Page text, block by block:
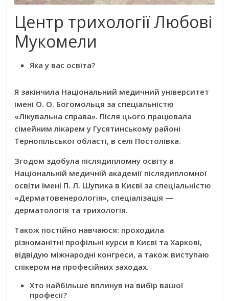
Центр трихології Любові
Мукомели
Яка у вас освіта?
Я закінчила Національний медичний університет
імені О. О. Богомольця за спеціальністю
«Лікувальна справа». Після цього працювала
сімейним лікарем у Гусятинському районі
Тернопільської області, в селі Постолівка.
Згодом здобула післядипломну освіту в
Національній медичній академії післядипломної
освіти імені П. Л. Шупика в Києві за спеціальністю
«Дерматовенерологія», спеціалізація —
дерматологія та трихологія.
Також постійно навчаюся: проходила
різноманітні профільні курси в Києві та Харкові,
відвідую міжнародні конгреси, а також виступаю
спікером на професійних заходах.
Хто найбільше вплинув на вибір вашої
професії?